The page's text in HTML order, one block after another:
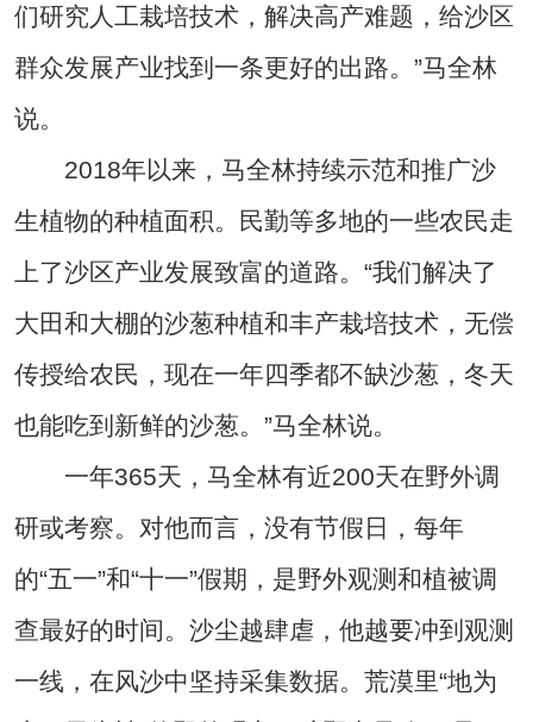
们研究人工栽培技术，解决高产难题，给沙区
群众发展产业找到一条更好的出路。”马全林
说。
2018年以来，马全林持续示范和推广沙
生植物的种植面积。民勤等多地的一些农民走
上了沙区产业发展致富的道路。“我们解决了
大田和大棚的沙葱种植和丰产栽培技术，无偿
传授给农民，现在一年四季都不缺沙葱，冬天
也能吃到新鲜的沙葱。”马全林说。
一年365天，马全林有近200天在野外调
研或考察。对他而言，没有节假日，每年
的“五一”和“十一”假期，是野外观测和植被调
查最好的时间。沙尘越肆虐，他越要冲到观测
一线，在风沙中坚持采集数据。荒漠里“地为